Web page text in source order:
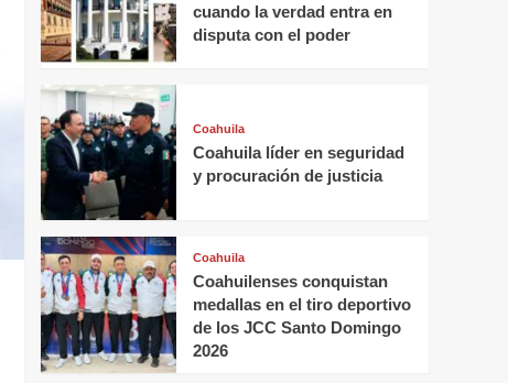
cuando la verdad entra en
disputa con el poder
Coahuila
Coahuila líder en seguridad
y procuración de justicia
Coahuila
Coahuilenses conquistan
medallas en el tiro deportivo
de los JCC Santo Domingo
2026